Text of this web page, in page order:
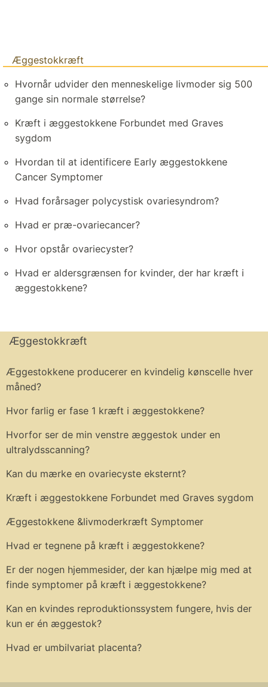
Æggestokkræft
Hvornår udvider den menneskelige livmoder sig 500
gange sin normale størrelse?
Kræft i æggestokkene Forbundet med Graves
sygdom
Hvordan til at identificere Early æggestokkene
Cancer Symptomer
Hvad forårsager polycystisk ovariesyndrom?
Hvad er præ-ovariecancer?
Hvor opstår ovariecyster?
Hvad er aldersgrænsen for kvinder, der har kræft i
æggestokkene?
Æggestokkræft
Æggestokkene producerer en kvindelig kønscelle hver
måned?
Hvor farlig er fase 1 kræft i æggestokkene?
Hvorfor ser de min venstre æggestok under en
ultralydsscanning?
Kan du mærke en ovariecyste eksternt?
Kræft i æggestokkene Forbundet med Graves sygdom
Æggestokkene &livmoderkræft Symptomer
Hvad er tegnene på kræft i æggestokkene?
Er der nogen hjemmesider, der kan hjælpe mig med at
finde symptomer på kræft i æggestokkene?
Kan en kvindes reproduktionssystem fungere, hvis der
kun er én æggestok?
Hvad er umbilvariat placenta?